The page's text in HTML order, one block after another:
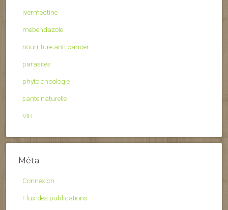
ivermectine
mebendazole
nourriture anti cancer
parasites
phyto oncologie
sante naturelle
VIH
Méta
Connexion
Flux des publications